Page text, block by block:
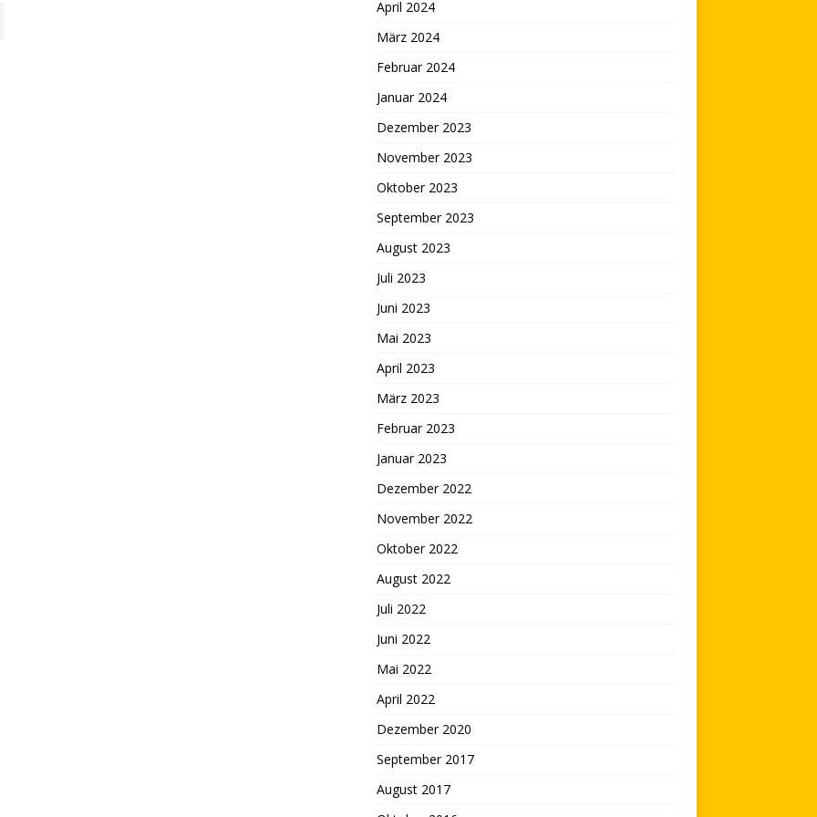
April 2024
März 2024
Februar 2024
Januar 2024
Dezember 2023
November 2023
Oktober 2023
September 2023
August 2023
Juli 2023
Juni 2023
Mai 2023
April 2023
März 2023
Februar 2023
Januar 2023
Dezember 2022
November 2022
Oktober 2022
August 2022
Juli 2022
Juni 2022
Mai 2022
April 2022
Dezember 2020
September 2017
August 2017